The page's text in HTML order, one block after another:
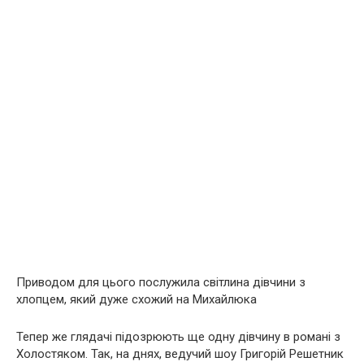
Приводом для цього послужила світлина дівчини з
хлопцем, який дуже схожий на Михайлюка
Тепер же глядачі підозрюють ще одну дівчину в романі з
Холостяком. Так, на днях, ведучий шоу Григорій Решетник